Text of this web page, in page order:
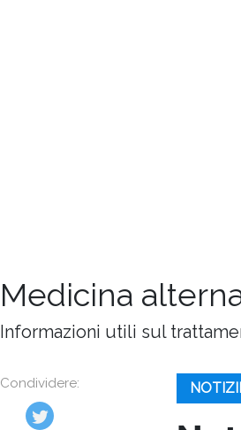
Medicina
Informazioni utili sul
Condividere: